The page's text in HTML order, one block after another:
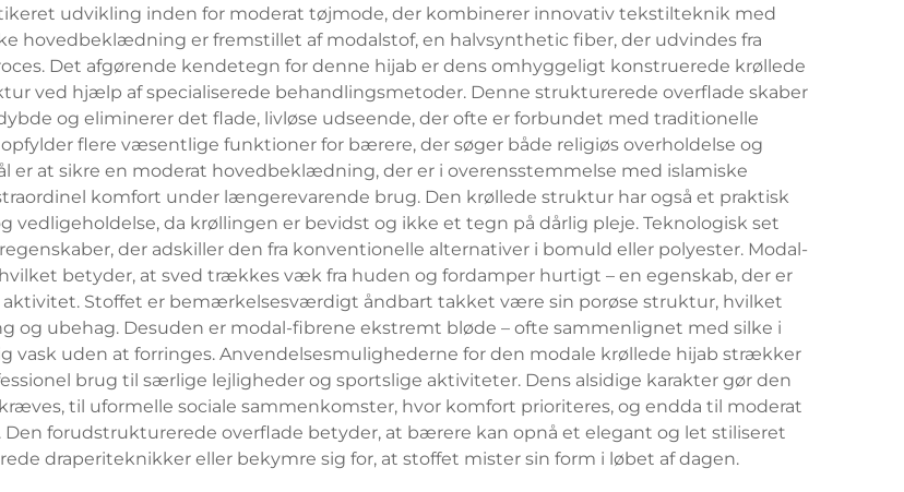
udvikling inden for moderat tøjmode, der kombinerer innovativ tekstilteknik med
hovedbeklædning er fremstillet af modalstof, en halvsynthetic fiber, der udvindes fra
Det afgørende kendetegn for denne hijab er dens omhyggeligt konstruerede krøllede
ved hjælp af specialiserede behandlingsmetoder. Denne strukturerede overflade skaber
og eliminerer det flade, livløse udseende, der ofte er forbundet med traditionelle
flere væsentlige funktioner for bærere, der søger både religiøs overholdelse og
at sikre en moderat hovedbeklædning, der er i overensstemmelse med islamiske
komfort under længerevarende brug. Den krøllede struktur har også et praktisk
da krøllingen er bevidst og ikke et tegn på dårlig pleje. Teknologisk set
der adskiller den fra konventionelle alternativer i bomuld eller polyester. Modal-
betyder, at sved trækkes væk fra huden og fordamper hurtigt – en egenskab, der er
Stoffet er bemærkelsesværdigt åndbart takket være sin porøse struktur, hvilket
og ubehag. Desuden er modal-fibrene ekstremt bløde – ofte sammenlignet med silke i
vask uden at forringes. Anvendelsesmulighederne for den modale krøllede hijab strækker
brug til særlige lejligheder og sportslige aktiviteter. Dens alsidige karakter gør den
til uformelle sociale sammenkomster, hvor komfort prioriteres, og endda til moderat
forudstrukturerede overflade betyder, at bærere kan opnå et elegant og let stiliseret
draperiteknikker eller bekymre sig for, at stoffet mister sin form i løbet af dagen.